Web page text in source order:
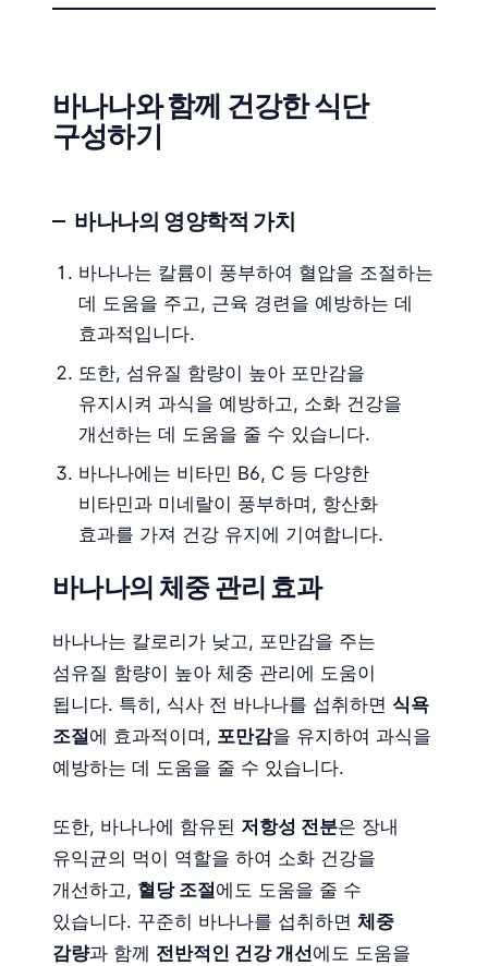
바나나와 함께 건강한 식단
구성하기
바나나의 영양학적 가치
바나나는 칼륨이 풍부하여 혈압을 조절하는
데 도움을 주고, 근육 경련을 예방하는 데
효과적입니다.
또한, 섬유질 함량이 높아 포만감을
유지시켜 과식을 예방하고, 소화 건강을
개선하는 데 도움을 줄 수 있습니다.
바나나에는 비타민 B6, C 등 다양한
비타민과 미네랄이 풍부하며, 항산화
효과를 가져 건강 유지에 기여합니다.
바나나의 체중 관리 효과
바나나는 칼로리가 낮고, 포만감을 주는
섬유질 함량이 높아 체중 관리에 도움이
됩니다. 특히, 식사 전 바나나를 섭취하면 식욕
조절에 효과적이며, 포만감을 유지하여 과식을
예방하는 데 도움을 줄 수 있습니다.
또한, 바나나에 함유된 저항성 전분은 장내
유익균의 먹이 역할을 하여 소화 건강을
개선하고, 혈당 조절에도 도움을 줄 수
있습니다. 꾸준히 바나나를 섭취하면 체중
감량과 함께 전반적인 건강 개선에도 도움을